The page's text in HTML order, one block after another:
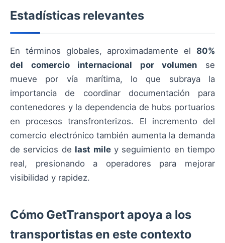
Estadísticas relevantes
En términos globales, aproximadamente el 80%
del comercio internacional por volumen se
mueve por vía marítima, lo que subraya la
importancia de coordinar documentación para
contenedores y la dependencia de hubs portuarios
en procesos transfronterizos. El incremento del
comercio electrónico también aumenta la demanda
de servicios de last miley seguimiento en tiempo
real, presionando a operadores para mejorar
visibilidad y rapidez.
Cómo GetTransport apoya a los
transportistas en este contexto